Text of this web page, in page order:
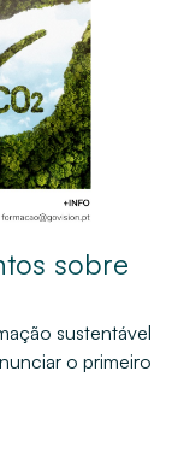
sobre
sustentável
o primeiro